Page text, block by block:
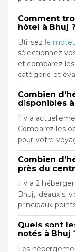
Comment
hôtel à Bhuj ?
Utilisez le
sélectionnez
et comparez
catégorie et
Combien
disponibles
Il y a
Comparez les
pour votre
Combien
près du
Il y a 2
Bhuj, idéaux si
principaux
Quels sont
notés à Bhuj
Les